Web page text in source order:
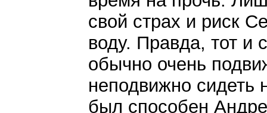
свой страх и риск
воду. Правда, тот и
обычно очень
неподвижно сидеть
был способен